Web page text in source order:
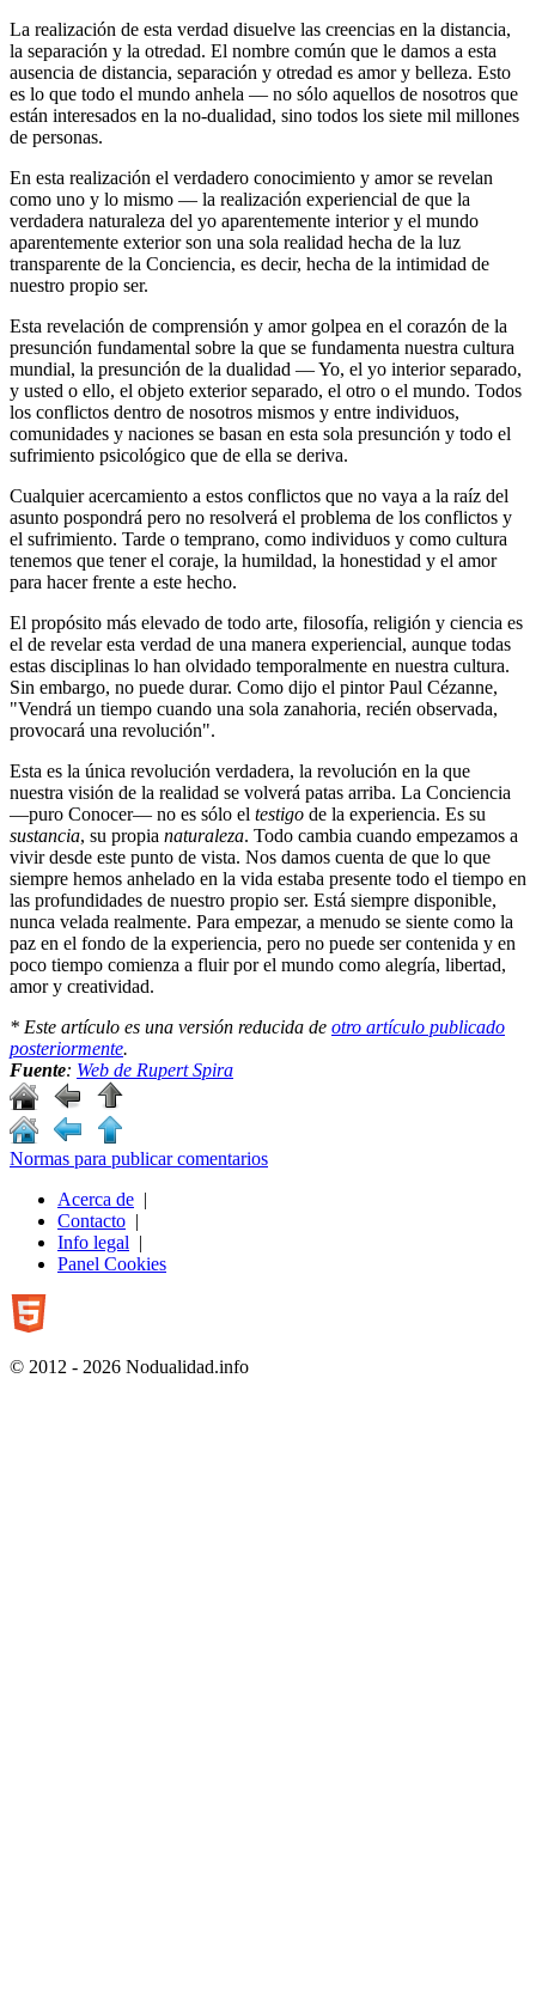
La realización de esta verdad disuelve las creencias en la distancia,
la separación y la otredad. El nombre común que le damos a esta
ausencia de distancia, separación y otredad es amor y belleza. Esto
es lo que todo el mundo anhela ― no sólo aquellos de nosotros que
están interesados ​​en la no-dualidad, sino todos los siete mil millones
de personas.
En esta realización el verdadero conocimiento y amor se revelan
como uno y lo mismo ― la realización experiencial de que la
verdadera naturaleza del yo aparentemente interior y el mundo
aparentemente exterior son una sola realidad hecha de la luz
transparente de la Conciencia, es decir, hecha de la intimidad de
nuestro propio ser.
Esta revelación de comprensión y amor golpea en el corazón de la
presunción fundamental sobre la que se fundamenta nuestra cultura
mundial, la presunción de la dualidad ― Yo, el yo interior separado,
y usted o ello, el objeto exterior separado, el otro o el mundo. Todos
los conflictos dentro de nosotros mismos y entre individuos,
comunidades y naciones se basan en esta sola presunción y todo el
sufrimiento psicológico que de ella se deriva.
Cualquier acercamiento a estos conflictos que no vaya a la raíz del
asunto pospondrá pero no resolverá el problema de los conflictos y
el sufrimiento. Tarde o temprano, como individuos y como cultura
tenemos que tener el coraje, la humildad, la honestidad y el amor
para hacer frente a este hecho.
El propósito más elevado de todo arte, filosofía, religión y ciencia es
el de revelar esta verdad de una manera experiencial, aunque todas
estas disciplinas lo han olvidado temporalmente en nuestra cultura.
Sin embargo, no puede durar. Como dijo el pintor Paul Cézanne,
"Vendrá un tiempo cuando una sola zanahoria, recién observada,
provocará una revolución".
Esta es la única revolución verdadera, la revolución en la que
nuestra visión de la realidad se volverá patas arriba. La Conciencia
―puro Conocer― no es sólo el testigo de la experiencia. Es su
sustancia, su propia naturaleza. Todo cambia cuando empezamos a
vivir desde este punto de vista. Nos damos cuenta de que lo que
siempre hemos anhelado en la vida estaba presente todo el tiempo en
las profundidades de nuestro propio ser. Está siempre disponible,
nunca velada realmente. Para empezar, a menudo se siente como la
paz en el fondo de la experiencia, pero no puede ser contenida y en
poco tiempo comienza a fluir por el mundo como alegría, libertad,
amor y creatividad.
* Este artículo es una versión reducida de otro artículo publicado
posteriormente.
Fuente: Web de Rupert Spira
Normas para publicar comentarios
Acerca de |
Contacto |
Info legal |
Panel Cookies
© 2012 - 2026 Nodualidad.info